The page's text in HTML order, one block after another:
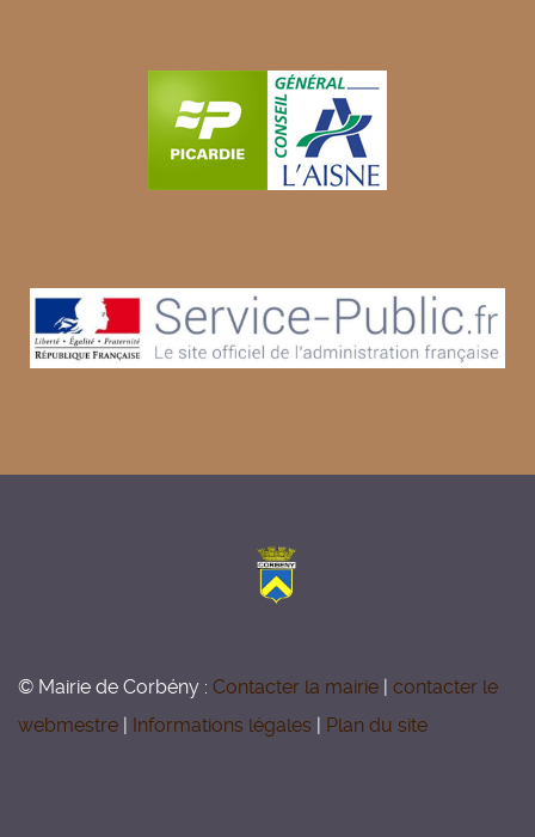
© Mairie de Corbény : Contacter la mairie | contacter le
webmestre | Informations légales | Plan du site